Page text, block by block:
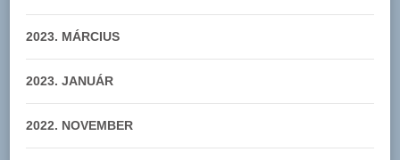
2023. MÁRCIUS
2023. JANUÁR
2022. NOVEMBER